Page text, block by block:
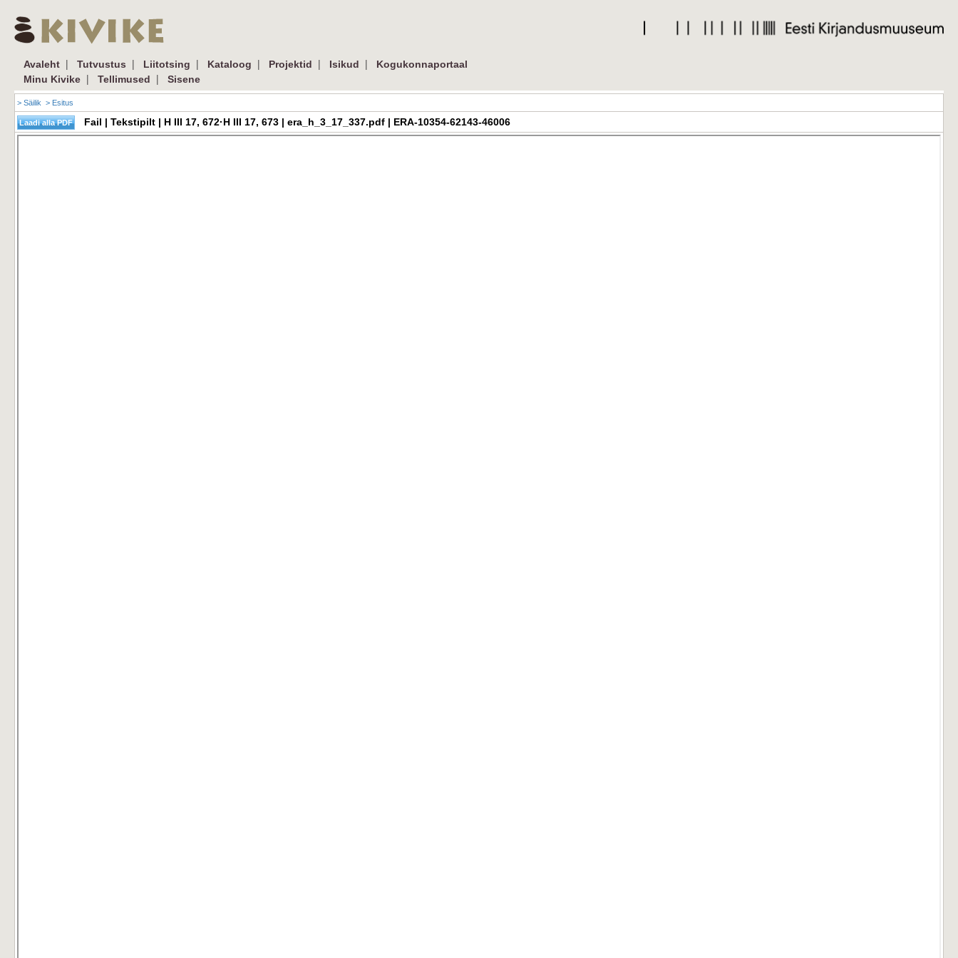
Avaleht | Tutvustus | Liitotsing | Kataloog | Projektid | Isikud |
Kogukonnaportaal
Minu Kivike | Tellimused | Sisene
> Säilik > Esitus
Fail | Tekstipilt | H III 17, 672·H III 17, 673 | era_h_3_17_337.pdf | ERA-10354-62143-46006